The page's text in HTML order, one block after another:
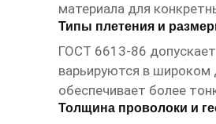
материала для
Типы плетения и
ГОСТ 6613-86
варьируются в широком
обеспечивает более
Толщина проволоки и